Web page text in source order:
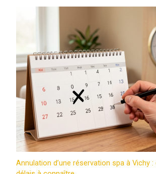
Annulation d’une réservation spa à Vichy